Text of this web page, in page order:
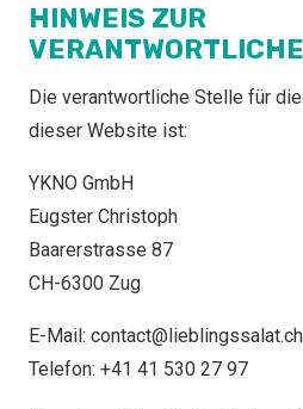
HINWEIS ZUR
Die verantwortliche Stelle für
dieser Website ist:
YKNO GmbH
Eugster Christoph
Baarerstrasse 87
CH-6300 Zug
E-Mail: contact@lieblingssalat.ch
Telefon: +41 41 530 27 97